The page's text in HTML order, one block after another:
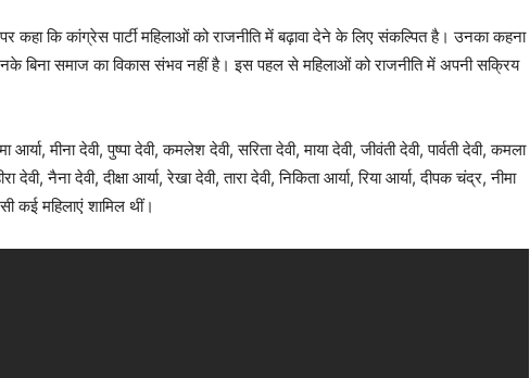
कहा कि कांग्रेस पार्टी महिलाओं को राजनीति में बढ़ावा देने के लिए संकल्पित है। उनका कहना
बिना समाज का विकास संभव नहीं है। इस पहल से महिलाओं को राजनीति में अपनी सक्रिय
मीना देवी, पुष्पा देवी, कमलेश देवी, सरिता देवी, माया देवी, जीवंती देवी, पार्वती देवी, कमला
देवी, नैना देवी, दीक्षा आर्या, रेखा देवी, तारा देवी, निकिता आर्या, रिया आर्या, दीपक चंद्र, नीमा
कई महिलाएं शामिल थीं।